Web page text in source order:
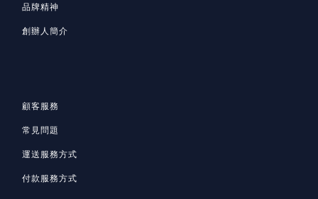
品牌精神
創辦人簡介
顧客服務
常見問題
運送服務方式
付款服務方式